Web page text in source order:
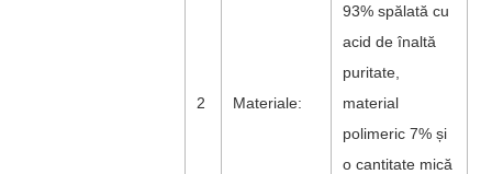
2 Materiale:
93% spălată cu
acid de înaltă
puritate,
material
polimeric 7% și
o cantitate mică